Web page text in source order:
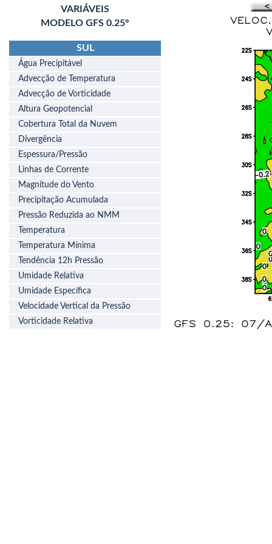
VARIÁVEIS
MODELO GFS 0.25°
SUL
Água Precipitável
Advecção de Temperatura
Advecção de Vorticidade
Altura Geopotencial
Cobertura Total da Nuvem
Divergência
Espessura/Pressão
Linhas de Corrente
Magnitude do Vento
Precipitação Acumulada
Pressão Reduzida ao NMM
Temperatura
Temperatura Mínima
Tendência 12h Pressão
Umidade Relativa
Umidade Específica
Velocidade Vertical da Pressão
Vorticidade Relativa